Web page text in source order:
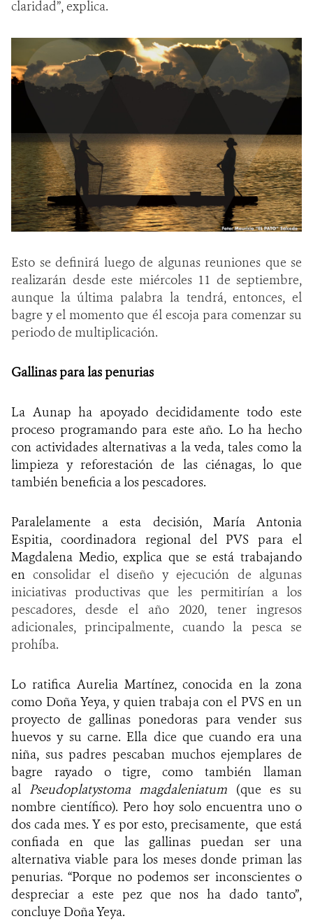
claridad”, explica.
Esto se definirá luego de algunas reuniones que se
realizarán desde este miércoles 11 de septiembre,
aunque la última palabra la tendrá, entonces, el
bagre y el momento que él escoja para comenzar su
periodo de multiplicación.
Gallinas para las penurias
La Aunap ha apoyado decididamente todo este
proceso programando para este año. Lo ha hecho
con actividades alternativas a la veda, tales como la
limpieza y reforestación de las ciénagas, lo que
también beneficia a los pescadores.
Paralelamente a esta decisión, María Antonia
Espitia, coordinadora regional del PVS para el
Magdalena Medio, explica que se está trabajando
enconsolidar el diseño y ejecución de algunas
iniciativas productivas que les permitirían a los
pescadores, desde el año 2020, tener ingresos
adicionales, principalmente, cuando la pesca se
prohíba.
Lo ratifica Aurelia Martínez, conocida en la zona
como Doña Yeya, y quien trabaja con el PVS en un
proyecto de gallinas ponedoras para vender sus
huevos y su carne. Ella dice que cuando era una
niña, sus padres pescaban muchos ejemplares de
bagre rayado o tigre, como también llaman
al Pseudoplatystoma magdaleniatum (que es su
nombre científico). Pero hoy solo encuentra uno o
dos cada mes. Y es por esto, precisamente, que está
confiada en que las gallinas puedan ser una
alternativa viable para los meses donde priman las
penurias. “Porque no podemos ser inconscientes o
despreciar a este pez que nos ha dado tanto”,
concluye Doña Yeya.